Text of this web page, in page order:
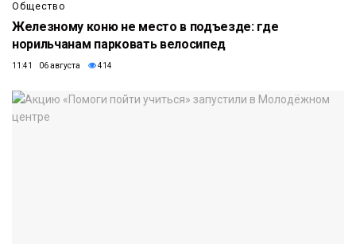
Общество
Железному коню не место в подъезде: где
норильчанам парковать велосипед
11:41 06 августа 414